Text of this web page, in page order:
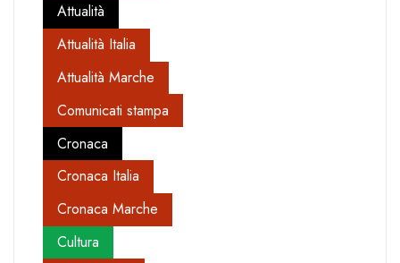
Attualità
Attualità Italia
Attualità Marche
Comunicati stampa
Cronaca
Cronaca Italia
Cronaca Marche
Cultura